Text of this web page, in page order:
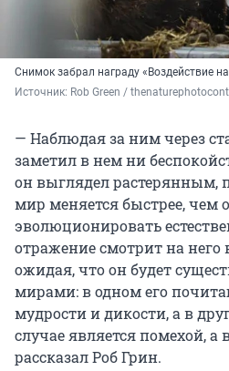
Снимок забрал награду «Воздействие
Источник: Rob Green /
— Наблюдая за ним через
заметил в нем ни
он выглядел растерянным,
мир меняется быстрее, чем
эволюционировать
отражение смотрит на него
ожидая, что он будет
мирами: в одном его
мудрости и дикости, а в
случае является помехой,
рассказал Роб Грин.